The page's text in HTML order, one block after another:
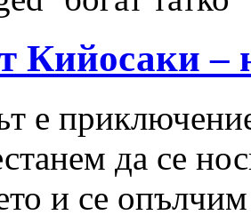
Кийосаки –
е
да се
и се